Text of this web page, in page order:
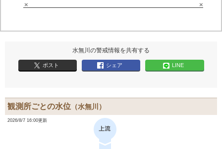
× ×
水無川の警戒情報を共有する
ポスト シェア LINE
観測所ごとの水位 （水無川）
2026/8/7 16:00更新